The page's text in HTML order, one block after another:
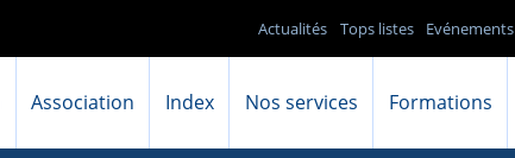
Evénements
Tops listes
Actualités
Association Index Nos services Formations